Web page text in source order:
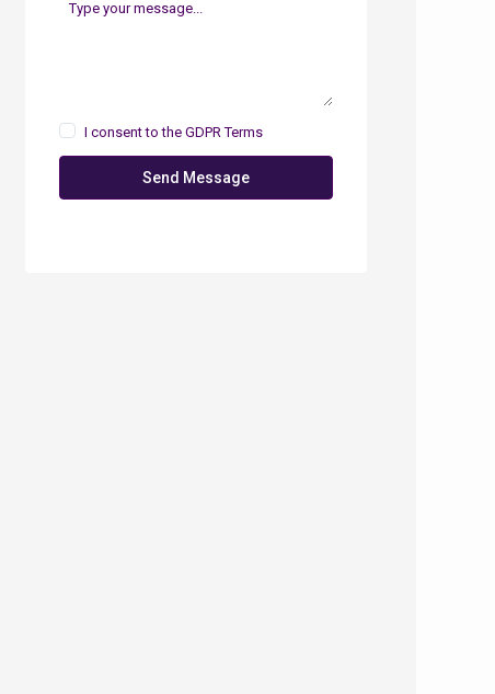
I consent to the GDPR Terms
Send Message